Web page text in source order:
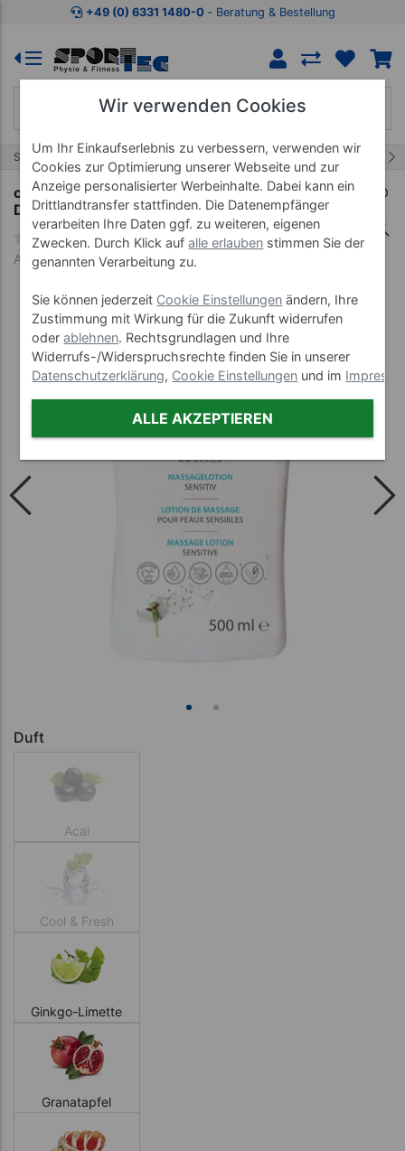
Zum Kaufbereich springen Zur Produktbeschreibung
+49 (0) 6331 1480-0 ‐ Beratung & Bestellung
Start Therapiebedarf Präparate 47/457
cosiMed Massagelotion Sensitive mit
Druckspender, 500 ml
Art-Nr. 23986
Duft
Acai
Cool & Fresh
Ginkgo-Limette
Granatapfel
Wir verwenden Cookies
Um Ihr Einkaufserlebnis zu verbessern, verwenden wir
Cookies zur Optimierung unserer Webseite und zur
Anzeige personalisierter Werbeinhalte. Dabei kann ein
Drittlandtransfer stattfinden. Die Datenempfänger
verarbeiten Ihre Daten ggf. zu weiteren, eigenen
Zwecken. Durch Klick aufalle erlauben stimmen Sie der
genannten Verarbeitung zu.
Sie können jederzeit Cookie Einstellungen ändern, Ihre
Zustimmung mit Wirkung für die Zukunft widerrufen
oderablehnen. Rechtsgrundlagen und Ihre
Widerrufs-/Widerspruchsrechte finden Sie in unserer
Datenschutzerklärung, Cookie Einstellungen und im
ALLE AKZEPTIEREN